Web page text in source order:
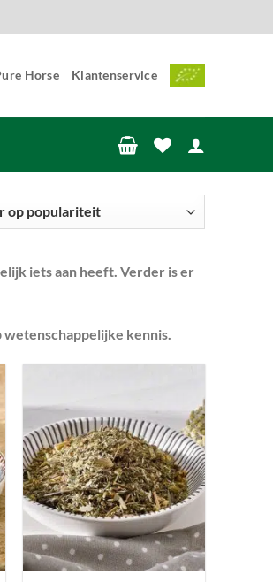
Horse Klantenservice
iets aan heeft. Verder is er
wetenschappelijke kennis.
Toevoegen
aan
wenslijst
+